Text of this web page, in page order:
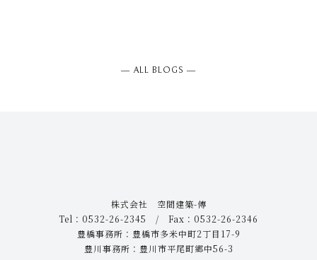
― ALL BLOGS ―
株式会社 空間建築-傳
Tel：0532-26-2345 / Fax：0532-26-2346
豊橋事務所：豊橋市多米中町2丁目17-9
豊川事務所：豊川市平尾町郷中56-3